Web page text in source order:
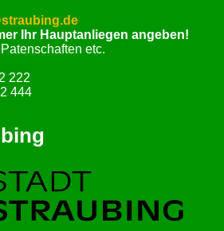
Ihr Hauptanliegen angeben!
etc.
222
444